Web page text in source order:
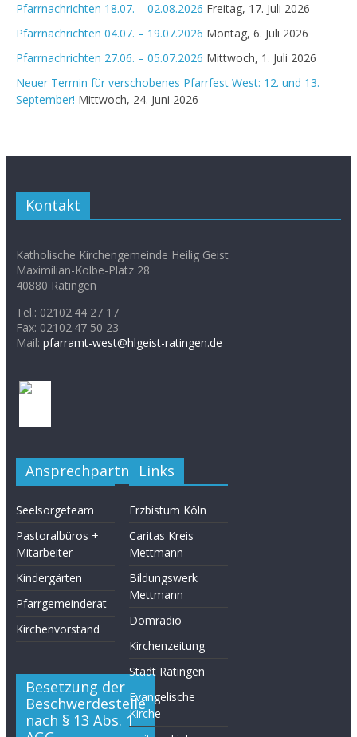
Pfarrnachrichten 18.07. – 02.08.2026 Freitag, 17. Juli 2026
Pfarrnachrichten 04.07. – 19.07.2026 Montag, 6. Juli 2026
Pfarrnachrichten 27.06. – 05.07.2026 Mittwoch, 1. Juli 2026
Neuer Termin für verschobenes Pfarrfest West: 12. und 13.
September! Mittwoch, 24. Juni 2026
Kontakt
Katholische Kirchengemeinde Heilig Geist
Maximilian-Kolbe-Platz 28
40880 Ratingen
Tel.: 02102.44 27 17
Fax: 02102.47 50 23
Mail: pfarramt-west@hlgeist-ratingen.de
Ansprechpartner
Seelsorgeteam
Pastoralbüros +
Mitarbeiter
Kindergärten
Pfarrgemeinderat
Kirchenvorstand
Besetzung der
Beschwerdestelle
nach § 13 Abs. 1
Links
Erzbistum Köln
Caritas Kreis
Mettmann
Bildungswerk
Mettmann
Domradio
Kirchenzeitung
Stadt Ratingen
Evangelische
Kirche